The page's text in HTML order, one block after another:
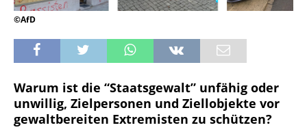
©AfD
Warum ist die “Staatsgewalt” unfähig oder
unwillig, Zielpersonen und Ziellobjekte vor
gewaltbereiten Extremisten zu schützen?